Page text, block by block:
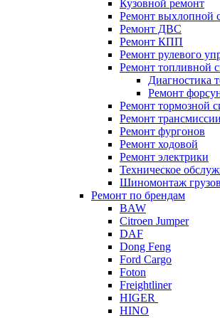
Кузовной ремонт
Ремонт выхлопной
Ремонт ДВС
Ремонт КПП
Ремонт рулевого
Ремонт топливной
Диагностика
Ремонт
Ремонт тормозной
Ремонт трансмиссии
Ремонт фургонов
Ремонт ходовой
Ремонт электрики
Техническое
Шиномонтаж
Ремонт по брендам
BAW
Citroen Jumper
DAF
Dong Feng
Ford Cargo
Foton
Freightliner
HIGER
HINO